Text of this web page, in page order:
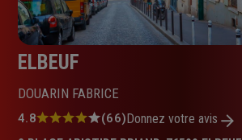
ELBEUF
DOUARIN FABRICE
Note
4.8 (66)Donnez votre avis